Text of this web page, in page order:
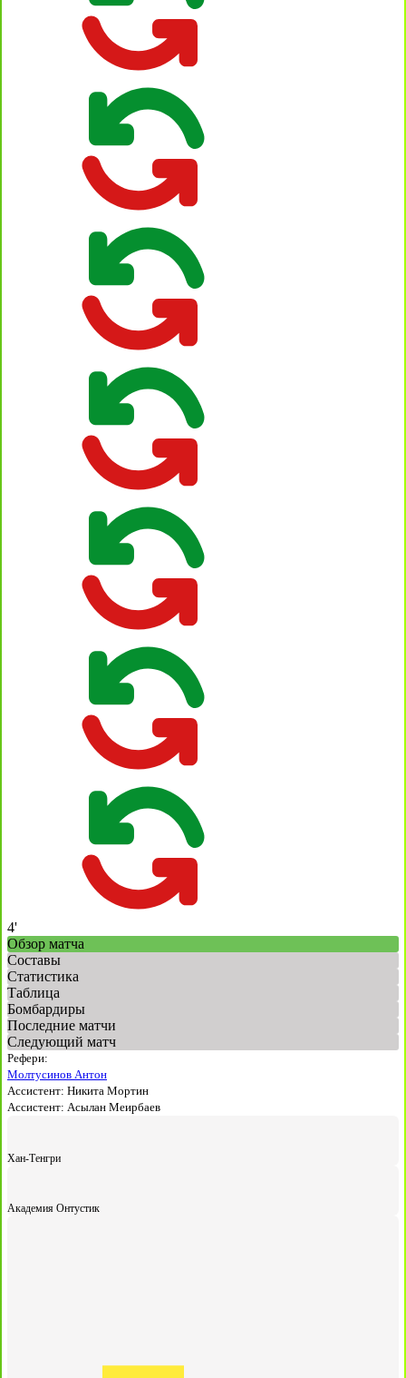
4'
Обзор матча
Составы
Статистика
Таблица
Бомбардиры
Последние матчи
Следующий матч
Рефери:
Молтусинов Антон
Ассистент: Никита Мортин
Ассистент: Асылан Меирбаев
Хан-Тенгри
Академия Онтустик